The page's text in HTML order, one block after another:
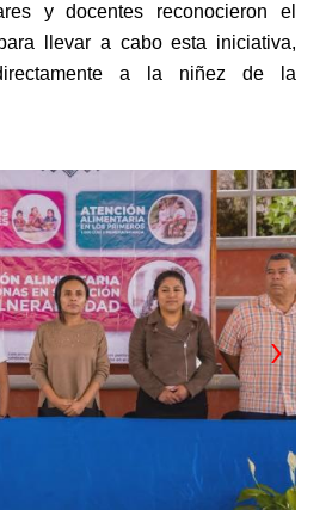
y docentes reconocieron el
llevar a cabo esta iniciativa,
a la niñez de la
›